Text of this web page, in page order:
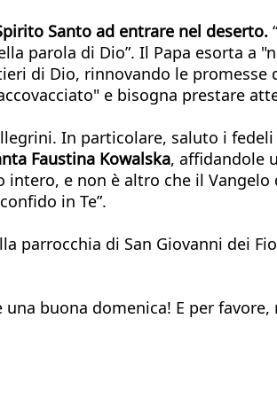
Santo ad entrare nel deserto.
parola di Dio”. Il Papa esorta a
di Dio, rinnovando le
e bisogna prestare
In particolare, saluto i
Faustina Kowalska, affidandole
e non è altro che il
in Te”.
parrocchia di San Giovanni dei
buona domenica! E per